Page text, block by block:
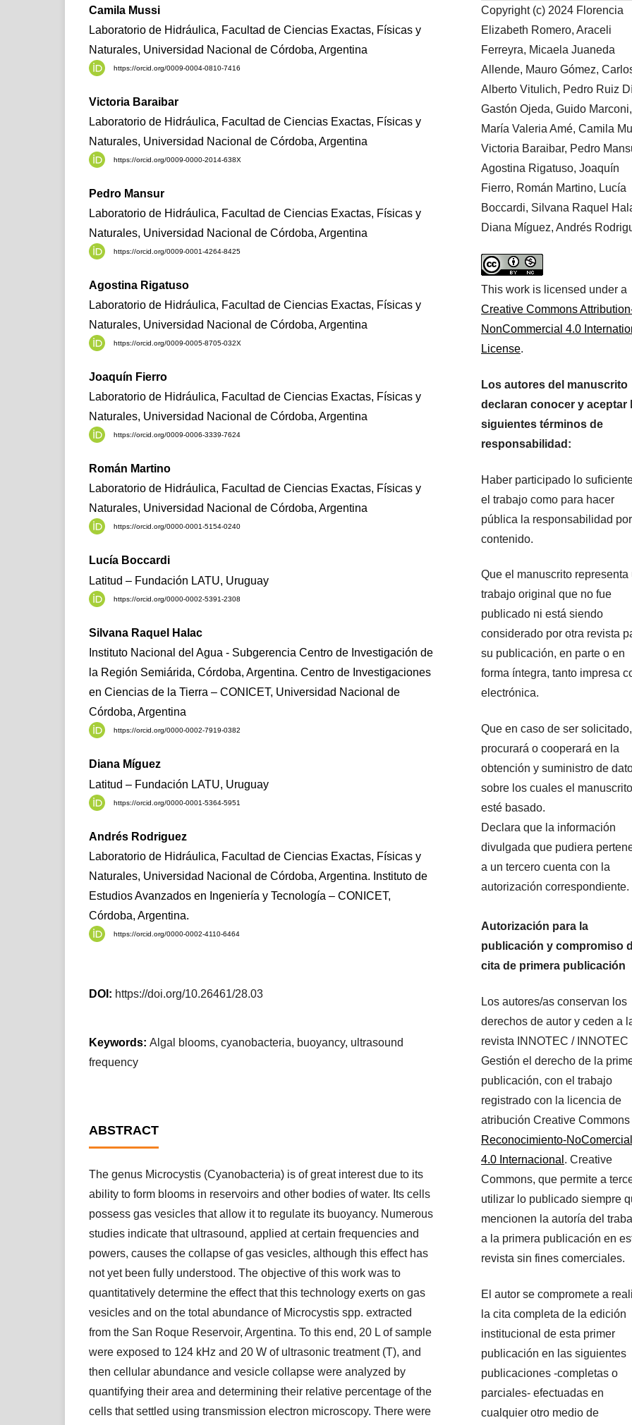
Camila Mussi
Laboratorio de Hidráulica, Facultad de Ciencias Exactas, Físicas y
Naturales, Universidad Nacional de Córdoba, Argentina
https://orcid.org/0009-0004-0810-7416
Victoria Baraibar
Laboratorio de Hidráulica, Facultad de Ciencias Exactas, Físicas y
Naturales, Universidad Nacional de Córdoba, Argentina
https://orcid.org/0009-0000-2014-638X
Pedro Mansur
Laboratorio de Hidráulica, Facultad de Ciencias Exactas, Físicas y
Naturales, Universidad Nacional de Córdoba, Argentina
https://orcid.org/0009-0001-4264-8425
Agostina Rigatuso
Laboratorio de Hidráulica, Facultad de Ciencias Exactas, Físicas y
Naturales, Universidad Nacional de Córdoba, Argentina
https://orcid.org/0009-0005-8705-032X
Joaquín Fierro
Laboratorio de Hidráulica, Facultad de Ciencias Exactas, Físicas y
Naturales, Universidad Nacional de Córdoba, Argentina
https://orcid.org/0009-0006-3339-7624
Román Martino
Laboratorio de Hidráulica, Facultad de Ciencias Exactas, Físicas y
Naturales, Universidad Nacional de Córdoba, Argentina
https://orcid.org/0000-0001-5154-0240
Lucía Boccardi
Latitud – Fundación LATU, Uruguay
https://orcid.org/0000-0002-5391-2308
Silvana Raquel Halac
Instituto Nacional del Agua - Subgerencia Centro de Investigación de
la Región Semiárida, Córdoba, Argentina. Centro de Investigaciones
en Ciencias de la Tierra – CONICET, Universidad Nacional de
Córdoba, Argentina
https://orcid.org/0000-0002-7919-0382
Diana Míguez
Latitud – Fundación LATU, Uruguay
https://orcid.org/0000-0001-5364-5951
Andrés Rodriguez
Laboratorio de Hidráulica, Facultad de Ciencias Exactas, Físicas y
Naturales, Universidad Nacional de Córdoba, Argentina. Instituto de
Estudios Avanzados en Ingeniería y Tecnología – CONICET,
Córdoba, Argentina.
https://orcid.org/0000-0002-4110-6464
DOI: https://doi.org/10.26461/28.03
Keywords:Algal blooms, cyanobacteria, buoyancy, ultrasound
frequency
ABSTRACT
The genus Microcystis (Cyanobacteria) is of great interest due to its
ability to form blooms in reservoirs and other bodies of water. Its cells
possess gas vesicles that allow it to regulate its buoyancy. Numerous
studies indicate that ultrasound, applied at certain frequencies and
powers, causes the collapse of gas vesicles, although this effect has
not yet been fully understood. The objective of this work was to
quantitatively determine the effect that this technology exerts on gas
vesicles and on the total abundance of Microcystis spp. extracted
from the San Roque Reservoir, Argentina. To this end, 20 L of sample
were exposed to 124 kHz and 20 W of ultrasonic treatment (T), and
then cellular abundance and vesicle collapse were analyzed by
quantifying their area and determining their relative percentage of the
cells that settled using transmission electron microscopy. There were
Copyright (c) 2024 Florencia
Elizabeth Romero, Araceli
Ferreyra, Micaela Juaneda
Allende, Mauro Gómez,
Alberto Vitulich, Pedro Ruiz
Gastón Ojeda, Guido Marconi,
María Valeria Amé, Camila
Victoria Baraibar, Pedro
Agostina Rigatuso, Joaquín
Fierro, Román Martino, Lucía
Boccardi, Silvana Raquel
Diana Míguez, Andrés
This work is licensed under a
Creative Commons
NonCommercial 4.0
License.
Los autores del manuscrito
declaran conocer y aceptar
siguientes términos de
responsabilidad:
Haber participado lo
el trabajo como para hacer
pública la responsabilidad
contenido.
Que el manuscrito representa
trabajo original que no fue
publicado ni está siendo
considerado por otra revista
su publicación, en parte o en
forma íntegra, tanto impresa
electrónica.
Que en caso de ser solicitado,
procurará o cooperará en la
obtención y suministro de
sobre los cuales el manuscrito
esté basado.
Declara que la información
divulgada que pudiera
a un tercero cuenta con la
autorización correspondiente.
Autorización para la
publicación y compromiso
cita de primera publicación
Los autores/as conservan los
derechos de autor y ceden a
revista INNOTEC / INNOTEC
Gestión el derecho de la
publicación, con el trabajo
registrado con la licencia de
atribución Creative Commons
Reconocimiento-NoComercial
4.0 Internacional . Creative
Commons, que permite a
utilizar lo publicado siempre
mencionen la autoría del
a la primera publicación en
revista sin fines comerciales.
El autor se compromete a
la cita completa de la edición
institucional de esta primer
publicación en las siguientes
publicaciones -completas o
parciales- efectuadas en
cualquier otro medio de